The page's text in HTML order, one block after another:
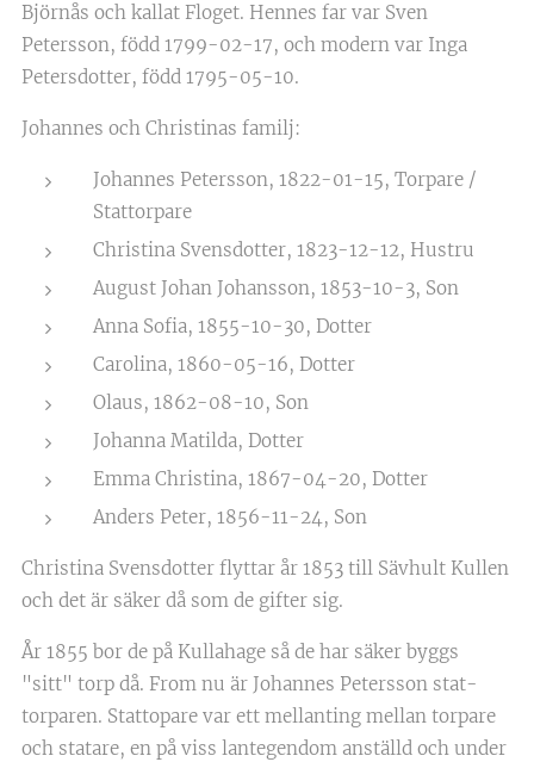
Björnås och kallat Floget. Hennes far var Sven
Petersson, född 1799-02-17, och modern var Inga
Petersdotter, född 1795-05-10.
Johannes och Christinas familj:
Johannes Petersson, 1822-01-15, Torpare /
Stattorpare
Christina Svensdotter, 1823-12-12, Hustru
August Johan Johansson, 1853-10-3, Son
Anna Sofia, 1855-10-30, Dotter
Carolina, 1860-05-16, Dotter
Olaus, 1862-08-10, Son
Johanna Matilda, Dotter
Emma Christina, 1867-04-20, Dotter
Anders Peter, 1856-11-24, Son
Christina Svensdotter flyttar år 1853 till Sävhult Kullen
och det är säker då som de gifter sig.
År 1855 bor de på Kullahage så de har säker byggs
"sitt" torp då. From nu är Johannes Petersson stat-
torparen. Stattopare var ett mellanting mellan torpare
och statare, en på viss lantegendom anställd och under